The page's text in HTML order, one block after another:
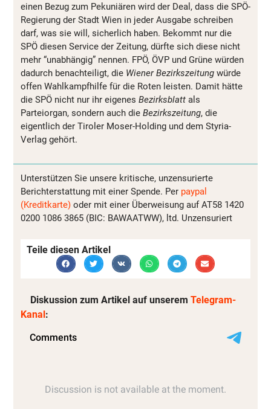
einen Bezug zum Pekuniären wird der Deal, dass die SPÖ-
Regierung der Stadt Wien in jeder Ausgabe schreiben
darf, was sie will, sicherlich haben. Bekommt nur die
SPÖ diesen Service der Zeitung, dürfte sich diese nicht
mehr “unabhängig” nennen. FPÖ, ÖVP und Grüne würden
dadurch benachteiligt, die Wiener Bezirkszeitung würde
offen Wahlkampfhilfe für die Roten leisten. Damit hätte
die SPÖ nicht nur ihr eigenes Bezirksblatt als
Parteiorgan, sondern auch die Bezirkszeitung, die
eigentlich der Tiroler Moser-Holding und dem Styria-
Verlag gehört.
Unterstützen Sie unsere kritische, unzensurierte
Berichterstattung mit einer Spende. Per paypal
(Kreditkarte) oder mit einer Überweisung auf AT58 1420
0200 1086 3865 (BIC: BAWAATWW), ltd. Unzensuriert
Teile diesen Artikel
Diskussion zum Artikel auf unserem Telegram-
Kanal: